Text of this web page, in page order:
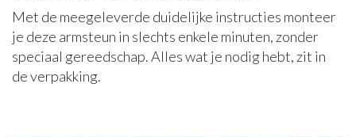
Met de meegeleverde duidelijke instructies monteer
je deze armsteun in slechts enkele minuten, zonder
speciaal gereedschap. Alles wat je nodig hebt, zit in
de verpakking.